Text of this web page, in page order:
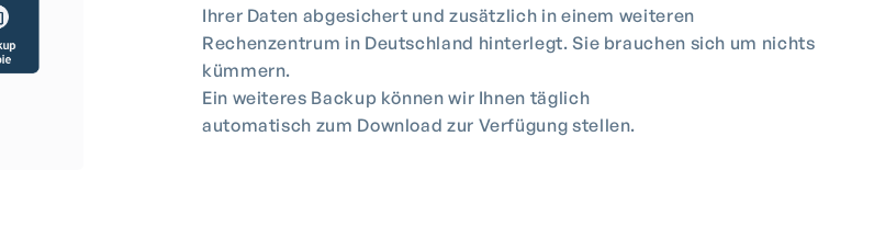
Ihrer Daten abgesichert und zusätzlich in einem weiteren
Rechenzentrum in Deutschland hinterlegt. Sie brauchen sich um nichts
kümmern.
Ein weiteres Backup können wir Ihnen täglich
automatisch zum Download zur Verfügung stellen.